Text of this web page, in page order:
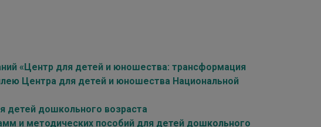
«Центр для детей и юношества: трансформация
Центра для детей и юношества Национальной
детей дошкольного возраста
и методических пособий для детей дошкольного